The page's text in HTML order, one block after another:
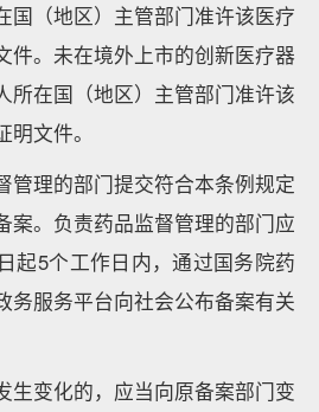
国（地区）主管部门准许该医疗
件。未在境外上市的创新医疗器
所在国（地区）主管部门准许该
文件。
管理的部门提交符合本条例规定
案。负责药品监督管理的部门应
起5个工作日内，通过国务院药
务服务平台向社会公布备案有关
生变化的，应当向原备案部门变